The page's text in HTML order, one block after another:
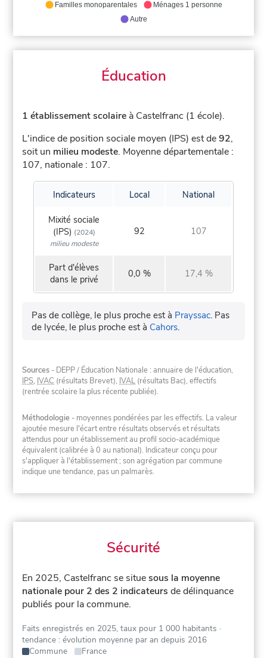
Familles monoparentales
Ménages 1 personne
Autre
Éducation
1 établissement scolaire à Castelfranc (1 école).
L'indice de position sociale moyen (IPS) est de92,
soit un milieu modeste. Moyenne départementale :
107, nationale : 107.
Indicateurs Local National
Mixité sociale
(IPS) (2024)
milieu modeste
92 107
Part d'élèves
dans le privé
0,0 % 17,4 %
Pas de collège, le plus proche est à Prayssac. Pas
de lycée, le plus proche est à Cahors.
Sources - DEPP / Éducation Nationale : annuaire de l'éducation,
IPS, IVAC (résultats Brevet), IVAL (résultats Bac), effectifs
(rentrée scolaire la plus récente publiée).
Méthodologie - moyennes pondérées par les effectifs. La valeur
ajoutée mesure l'écart entre résultats observés et résultats
attendus pour un établissement au profil socio-académique
équivalent (calibrée à 0 au national). Indicateur conçu pour
s'appliquer à l'établissement ; son agrégation par commune
indique une tendance, pas un palmarès.
Sécurité
En 2025, Castelfranc se situesous la moyenne
nationale pour 2 des 2 indicateurs de délinquance
publiés pour la commune.
Faits enregistrés en 2025, taux pour 1 000 habitants ·
tendance : évolution moyenne par an depuis 2016
Commune
France